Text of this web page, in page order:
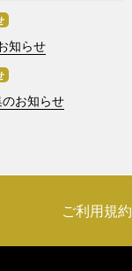
知らせ
のお知らせ
ご利用規約